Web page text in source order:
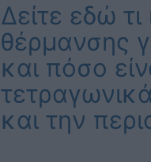
Δείτε εδώ τι
θέρμανσης
και πόσο
και την